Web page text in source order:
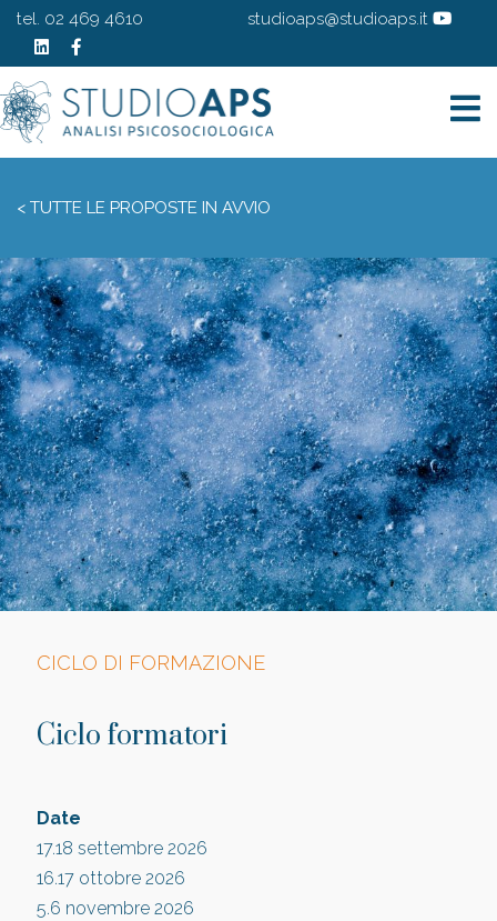
tel. 02 469 4610 studioaps@studioaps.it
< TUTTE LE PROPOSTE IN AVVIO
CICLO DI FORMAZIONE
Ciclo formatori
Date
17.18 settembre 2026
16.17 ottobre 2026
5.6 novembre 2026